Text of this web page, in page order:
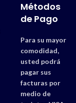
Métodos
de Pago
Para su mayor
comodidad,
usted podrá
pagar sus
facturas por
medio de